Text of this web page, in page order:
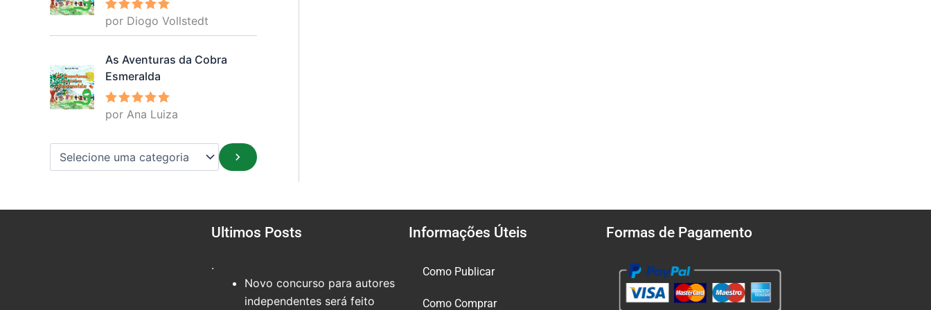
Avaliação
5
por Diogo Vollstedt
As Aventuras da Cobra
Esmeralda
Avaliação
5
por Ana Luiza
Ultimos Posts
.
Novo concurso para autores
independentes será feito
Informações Úteis
Como Publicar
Como Comprar
Formas de Pagamento